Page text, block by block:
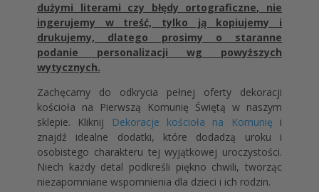
dużymi literami czy błędy ortograficzne, nie
ingerujemy w treść, tylko ją kopiujemy i
drukujemy, dlatego prosimy o staranne
podanie personalizacji wg powyższych
wytycznych.
Zachęcamy do odkrycia pełnej oferty dekoracji
kościoła na Pierwszą Komunię Świętą w naszym
sklepie. Kliknij
Dekoracje kościoła na Komunię i
znajdź idealne dodatki, które dodadzą uroku i
osobistego charakteru tej wyjątkowej uroczystości.
Niech każdy detal podkreśli piękno chwili, tworząc
niezapomniane wspomnienia dla dzieci i ich rodzin.